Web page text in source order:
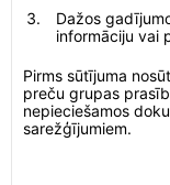
Dažos
informāciju vai
Pirms sūtījuma
preču grupas
nepieciešamos
sarežģījumiem.